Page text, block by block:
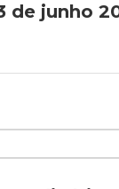
de junho